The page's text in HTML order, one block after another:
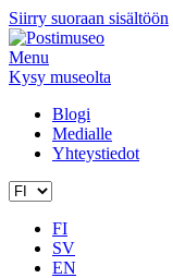
Siirry suoraan sisältöön
Menu
Kysy museolta
Blogi
Medialle
Yhteystiedot
FI
SV
EN